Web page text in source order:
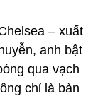
– xuất
anh bật
qua vạch
chỉ là bàn